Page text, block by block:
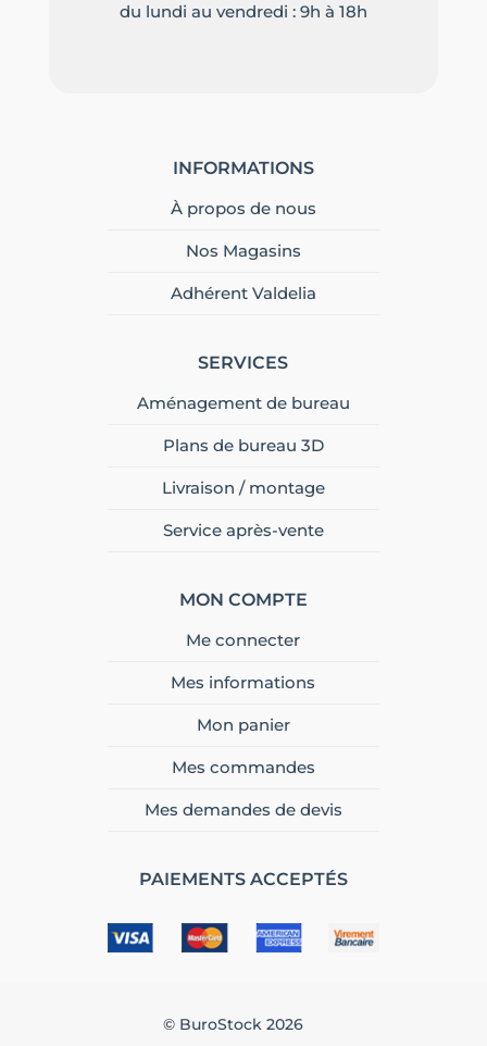
du lundi au vendredi : 9h à 18h
INFORMATIONS
À propos de nous
Nos Magasins
Adhérent Valdelia
SERVICES
Aménagement de bureau
Plans de bureau 3D
Livraison / montage
Service après-vente
MON COMPTE
Me connecter
Mes informations
Mon panier
Mes commandes
Mes demandes de devis
PAIEMENTS ACCEPTÉS
© BuroStock 2026